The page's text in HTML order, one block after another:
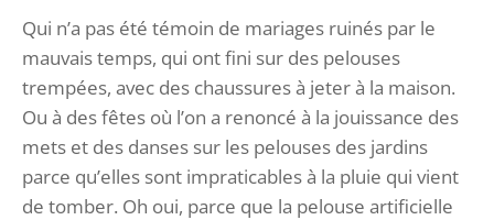
Qui n’a pas été témoin de mariages ruinés par le
mauvais temps, qui ont fini sur des pelouses
trempées, avec des chaussures à jeter à la maison.
Ou à des fêtes où l’on a renoncé à la jouissance des
mets et des danses sur les pelouses des jardins
parce qu’elles sont impraticables à la pluie qui vient
de tomber. Oh oui, parce que la pelouse artificielle